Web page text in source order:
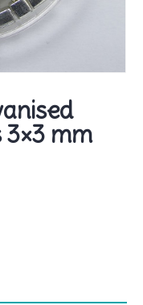
3×3 mm